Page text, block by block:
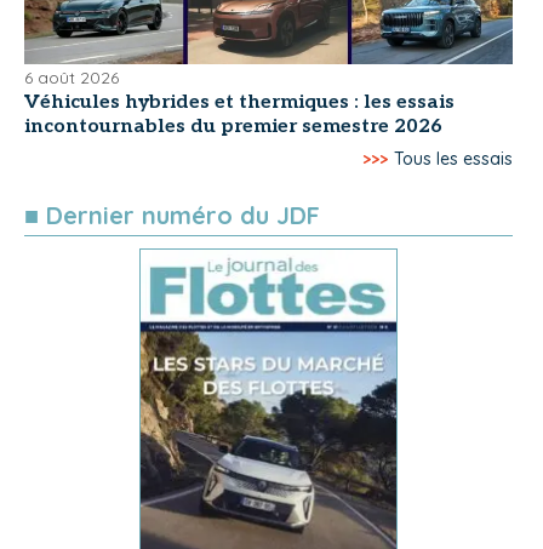
6 août 2026
Véhicules hybrides et thermiques : les essais
incontournables du premier semestre 2026
>>> Tous les essais
■ Dernier numéro du JDF